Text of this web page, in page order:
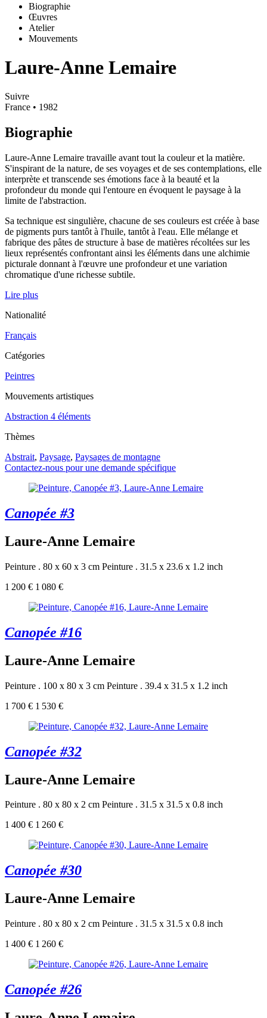
Biographie
Œuvres
Atelier
Mouvements
Laure-Anne Lemaire
Suivre
France • 1982
Biographie
Laure-Anne Lemaire travaille avant tout la couleur et la matière.
S'inspirant de la nature, de ses voyages et de ses contemplations, elle
interprète et transcende ses émotions face à la beauté et la
profondeur du monde qui l'entoure en évoquent le paysage à la
limite de l'abstraction.
Sa technique est singulière, chacune de ses couleurs est créée à base
de pigments purs tantôt à l'huile, tantôt à l'eau. Elle mélange et
fabrique des pâtes de structure à base de matières récoltées sur les
lieux représentés confrontant ainsi les éléments dans une alchimie
picturale donnant à l'œuvre une profondeur et une variation
chromatique d'une richesse subtile.
Lire plus
Nationalité
Français
Catégories
Peintres
Mouvements artistiques
Abstraction 4 éléments
Thèmes
Abstrait, Paysage, Paysages de montagne
Contactez-nous pour une demande spécifique
Canopée #3
Laure-Anne Lemaire
Peinture . 80 x 60 x 3 cm Peinture . 31.5 x 23.6 x 1.2 inch
1 200 € 1 080 €
Canopée #16
Laure-Anne Lemaire
Peinture . 100 x 80 x 3 cm Peinture . 39.4 x 31.5 x 1.2 inch
1 700 € 1 530 €
Canopée #32
Laure-Anne Lemaire
Peinture . 80 x 80 x 2 cm Peinture . 31.5 x 31.5 x 0.8 inch
1 400 € 1 260 €
Canopée #30
Laure-Anne Lemaire
Peinture . 80 x 80 x 2 cm Peinture . 31.5 x 31.5 x 0.8 inch
1 400 € 1 260 €
Canopée #26